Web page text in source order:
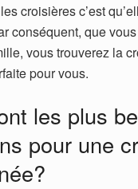
croisières c’est
conséquent, que
vous trouverez la
pour vous.
les plus
pour une